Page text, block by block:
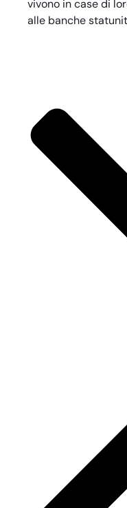
vivono in case di
alle banche